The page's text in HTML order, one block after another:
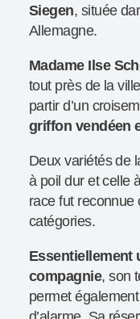
Siegen, située
Allemagne.
Madame Ilse
tout près de la
partir d’un
griffon vendéen
Deux variétés de
à poil dur et celle
race fut reconnue
catégories.
Essentiellement
compagnie, son
permet